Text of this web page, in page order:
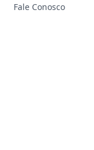
Fale Conosco